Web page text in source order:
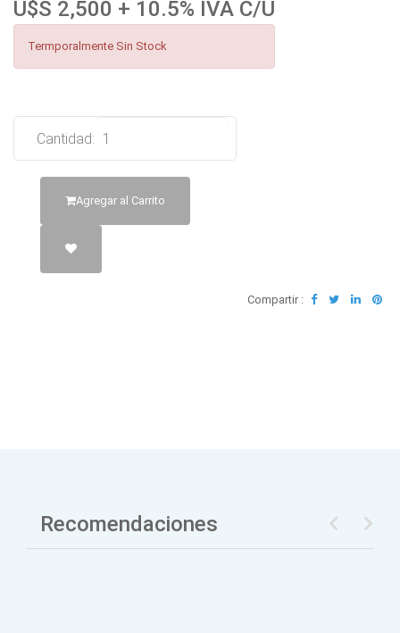
U$S 2,500 + 10.5% IVA C/U
Termporalmente Sin Stock
Cantidad:
Agregar al Carrito
Compartir :
Recomendaciones